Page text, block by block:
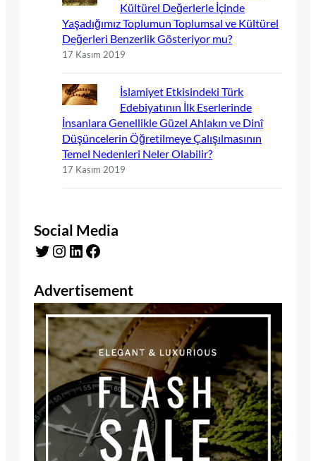
Kültürel Değerlerle İçinde
Yaşadığımız Toplumun Toplumsal ve Kültürel
Değerleri Benzerlik Gösteriyor mu?
17 Kasım 2019
İslamiyet Etkisindeki Türk
Edebiyatının İlk Eserlerinde
İnsanlara Genellikle Güzel Ahlakın ve Dinî
Düşüncelerin Öğretilmeye Çalışılmasının
Temel Nedenleri Neler Olabilir?
17 Kasım 2019
Social Media
Twitter Instagram LinkedIn Facebook
Advertisement